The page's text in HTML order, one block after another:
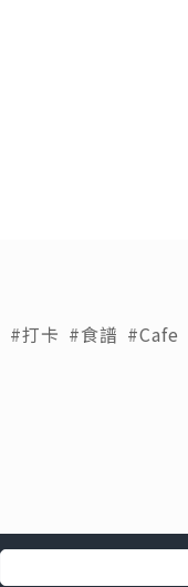
#打卡 #食譜 #Cafe